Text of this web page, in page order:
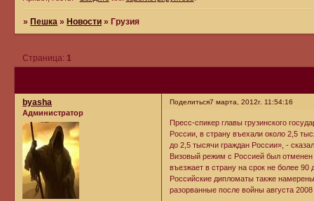
» Пешка » Новости » Грузия
Страница: 1
Поделиться7 марта, 2012г. 11:54:16
byasha
Администратор
Пресс-спикер главы грузинского
России, в страну въехали около 2,5
до 2,5 тысячи граждан России», -
Визовый режим с Россией был отменен
въезжает в страну на срок не более 90
Российские дипломаты также
разорванные после войны августа